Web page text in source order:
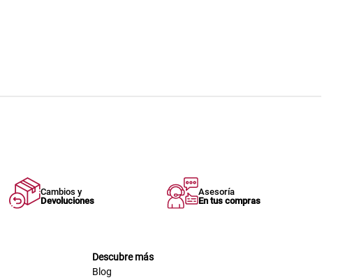
Cambios y
Devoluciones
Asesoría
En tus compras
Descubre más
Blog